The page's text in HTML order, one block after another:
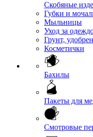
Скобяные
Губки и
Мыльницы
Уход за
Грунт,
Косметички
Бахилы
Пакеты для
Смотровые